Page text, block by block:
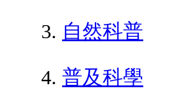
自然科普
普及科學